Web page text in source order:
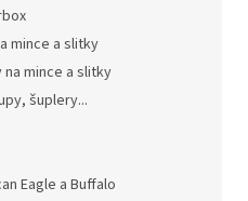
mince a slitky
na mince a slitky
šuplery...
Eagle a Buffalo